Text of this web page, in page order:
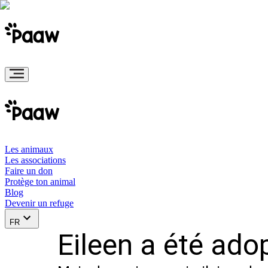
Les animaux
Les associations
Faire un don
Protège ton animal
Blog
Devenir un refuge
FR
Eileen a été